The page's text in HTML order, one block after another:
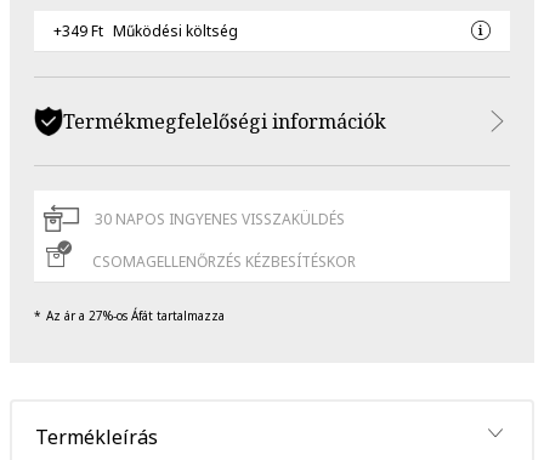
+349 Ft Működési költség
Termékmegfelelőségi információk
30 NAPOS INGYENES VISSZAKÜLDÉS
CSOMAGELLENŐRZÉS KÉZBESÍTÉSKOR
Az ár a 27%-os Áfát tartalmazza
Termékleírás